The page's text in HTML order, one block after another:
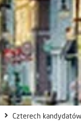
Czterech